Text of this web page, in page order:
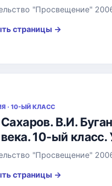
"Просвещение"
страницы →
· 10-ЫЙ КЛАСС
В.И.
10-ый класс.
"Просвещение"
страницы →